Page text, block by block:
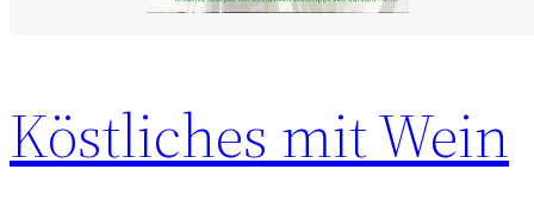
Köstliches mit Wein